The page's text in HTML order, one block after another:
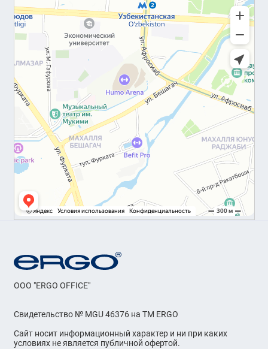
OOO "ERGO OFFICE"
Свидетельство № MGU 46376 на ТМ ERGO
Сайт носит информационный характер и ни при каких
условиях не является публичной офертой.